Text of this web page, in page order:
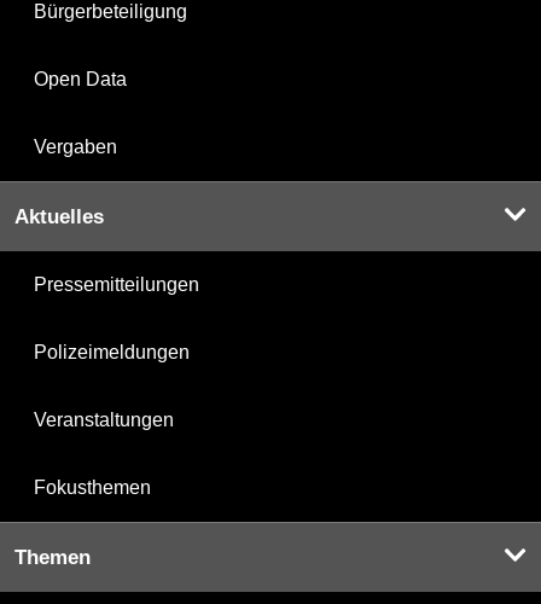
Bürgerbeteiligung
Open Data
Vergaben
Aktuelles
Pressemitteilungen
Polizeimeldungen
Veranstaltungen
Fokusthemen
Themen